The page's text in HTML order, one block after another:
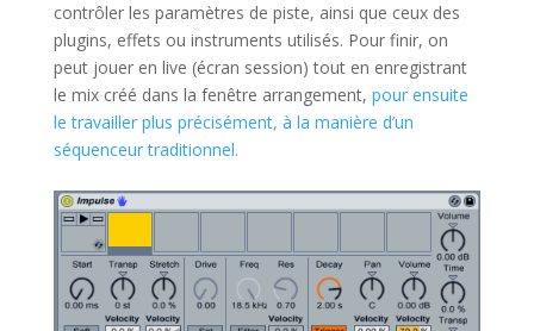
contrôler les paramètres de piste, ainsi que ceux des
plugins, effets ou instruments utilisés. Pour finir, on
peut jouer en live (écran session) tout en enregistrant
le mix créé dans la fenêtre arrangement, pour ensuite
le travailler plus précisément, à la manière d’un
séquenceur traditionnel.